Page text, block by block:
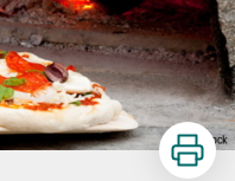
Imprimer